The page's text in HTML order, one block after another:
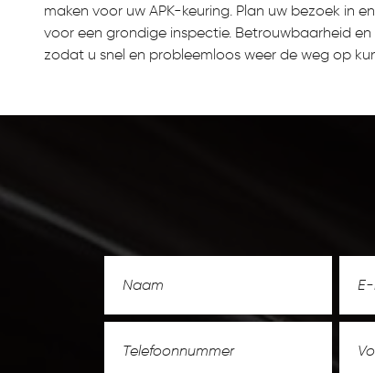
maken voor uw APK-keuring. Plan uw bezoek in
voor een grondige inspectie. Betrouwbaarheid
zodat u snel en probleemloos weer de weg op